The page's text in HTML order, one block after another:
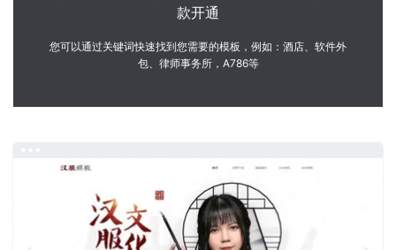
款开通
您可以通过关键词快速找到您需要的模板，例如：酒店、软件外
包、律师事务所，A786等